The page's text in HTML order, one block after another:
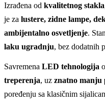
Izrađena od kvalitetnog stakla
je za lustere, zidne lampe,
ambijentalno osvetljenje.
laku ugradnju, bez dodatnih
Savremena LED tehnologija
treperenja, uz znatno manju
poređenju sa klasičnim